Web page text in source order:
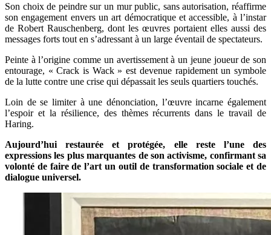
Son choix de peindre sur un mur public, sans autorisation, réaffirme
son engagement envers un art démocratique et accessible, à l’instar
de Robert Rauschenberg, dont les œuvres portaient elles aussi des
messages forts tout en s’adressant à un large éventail de spectateurs.
Peinte à l’origine comme un avertissement à un jeune joueur de son
entourage, « Crack is Wack » est devenue rapidement un symbole
de la lutte contre une crise qui dépassait les seuls quartiers touchés.
Loin de se limiter à une dénonciation, l’œuvre incarne également
l’espoir et la résilience, des thèmes récurrents dans le travail de
Haring.
Aujourd’hui restaurée et protégée, elle reste l’une des
expressions les plus marquantes de son activisme, confirmant sa
volonté de faire de l’art un outil de transformation sociale et de
dialogue universel.